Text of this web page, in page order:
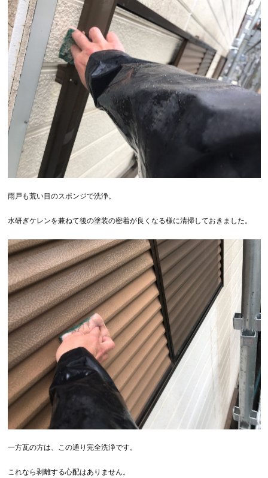
雨戸も荒い目のスポンジで洗浄。
水研ぎケレンを兼ねて後の塗装の密着が良くなる様に清掃しておきました。
一方瓦の方は、この通り完全洗浄です。
これなら剥離する心配はありません。